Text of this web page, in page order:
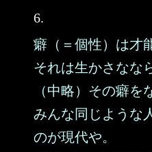
6.
癖（＝個性）は才
それは生かさなな
（中略）その癖を
みんな同じような
のが現代や。